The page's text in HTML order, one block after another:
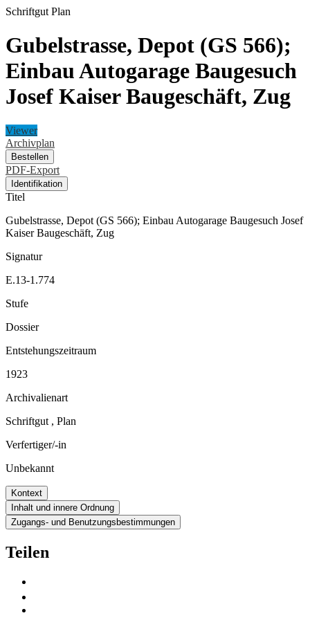
Schriftgut Plan
Gubelstrasse, Depot (GS 566);
Einbau Autogarage Baugesuch
Josef Kaiser Baugeschäft, Zug
Viewer
Archivplan
Bestellen
PDF-Export
Identifikation
Titel
Gubelstrasse, Depot (GS 566); Einbau Autogarage Baugesuch Josef
Kaiser Baugeschäft, Zug
Signatur
E.13-1.774
Stufe
Dossier
Entstehungszeitraum
1923
Archivalienart
Schriftgut , Plan
Verfertiger/-in
Unbekannt
Kontext
Inhalt und innere Ordnung
Zugangs- und Benutzungsbestimmungen
Teilen